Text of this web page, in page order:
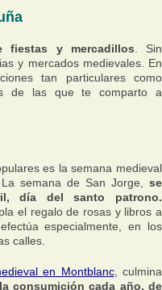
fiestas y mercadillos . Sin
y mercados medievales. En
tan particulares como
de las que te comparto a
es la semana medieval
semana de San Jorge,
se
día del santo patrono.
el regalo de rosas y libros a
especialmente, en los
calles.
en Montblanc, culmina
la consumición cada año, de